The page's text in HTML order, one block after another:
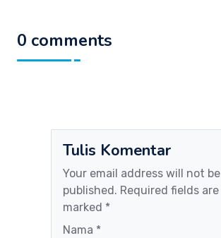
0 comments
Tulis Komentar
Your email address will not be
published. Required fields are
marked *
Nama *